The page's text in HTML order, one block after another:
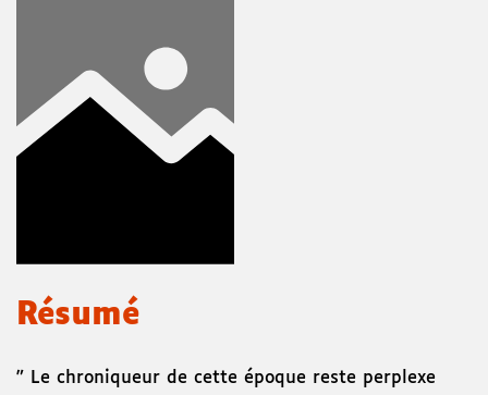
Résumé
" Le chroniqueur de cette époque reste perplexe